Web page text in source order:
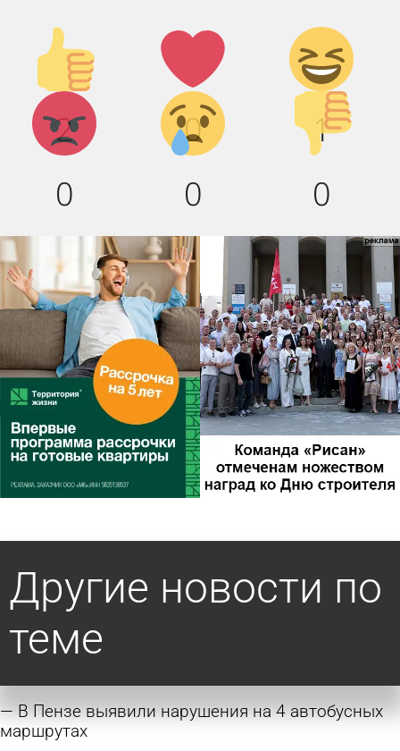
Палец
вверх!
2
Лайк!
0
Дикий
смех!
1
Агрессия!
0
Грусть :
(
0
Палец
вниз!
0
Другие новости по
теме
В Пензе выявили нарушения на 4 автобусных
маршрутах